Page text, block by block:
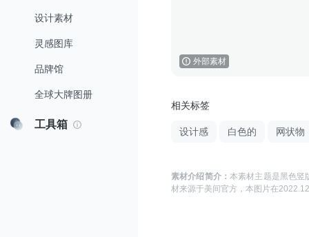
设计素材
灵感图库
品牌馆
全球大牌图册
工具箱
外部素材
相关标签
设计感 白色的 网状物
素材介绍简介： 本素材主题是黑色竖
材来源于美间官方 ，本图片在